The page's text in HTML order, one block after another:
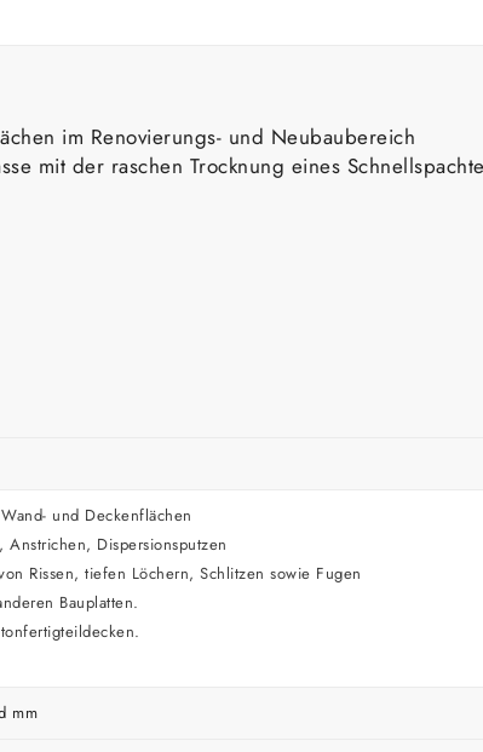
im Renovierungs- und Neubaubereich
mit der raschen Trocknung eines
und Deckenflächen
Dispersionsputzen
Rissen, tiefen Löchern, Schlitzen sowie Fugen
Bauplatten.
mm